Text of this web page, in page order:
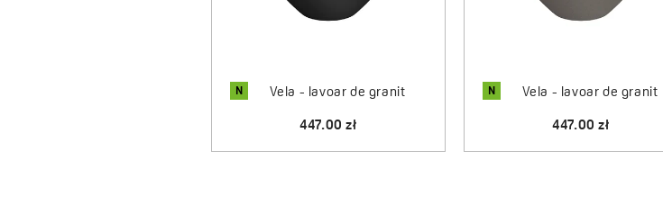
N Vela - lavoar de granit
447.00 zł
N Vela - lavoar de granit
447.00 zł